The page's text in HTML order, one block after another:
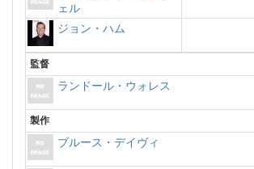
ェル
ジョン・ハム
監督
ランドール・ウォレス
製作
ブルース・デイヴィ